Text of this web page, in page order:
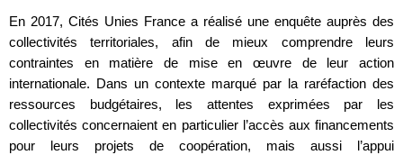
En 2017, Cités Unies France a réalisé une enquête auprès des
collectivités territoriales, afin de mieux comprendre leurs
contraintes en matière de mise en œuvre de leur action
internationale. Dans un contexte marqué par la raréfaction des
ressources budgétaires, les attentes exprimées par les
collectivités concernaient en particulier l’accès aux financements
pour leurs projets de coopération, mais aussi l’appui